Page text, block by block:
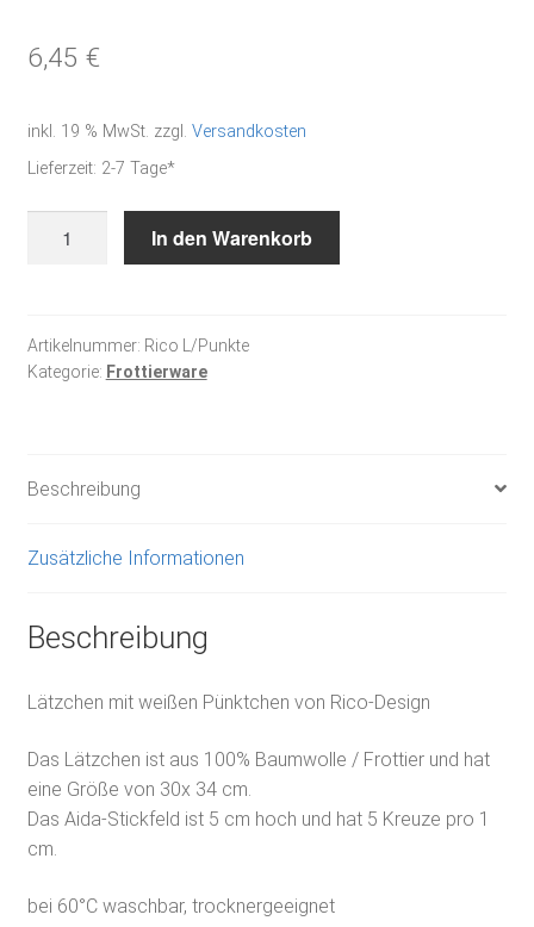
6,45 €
inkl. 19 % MwSt. zzgl. Versandkosten
Lieferzeit: 2-7 Tage*
Frottier
Menge
In den Warenkorb
Artikelnummer: Rico L/Punkte
Kategorie: Frottierware
Beschreibung
Zusätzliche Informationen
Beschreibung
Lätzchen mit weißen Pünktchen von Rico-Design
Das Lätzchen ist aus 100% Baumwolle / Frottier und hat
eine Größe von 30x 34 cm.
Das Aida-Stickfeld ist 5 cm hoch und hat 5 Kreuze pro 1
cm.
bei 60°C waschbar, trocknergeeignet